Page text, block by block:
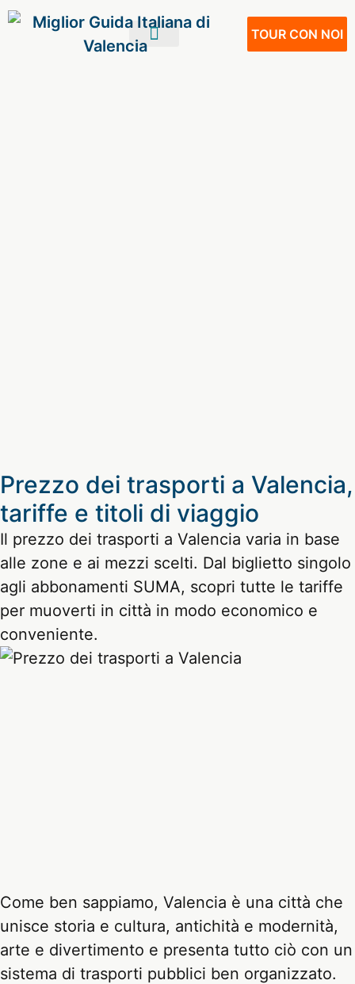
TOUR CON NOI
Prezzo dei trasporti a Valencia,
tariffe e titoli di viaggio
Il prezzo dei trasporti a Valencia varia in base
alle zone e ai mezzi scelti. Dal biglietto singolo
agli abbonamenti SUMA, scopri tutte le tariffe
per muoverti in città in modo economico e
conveniente.
Come ben sappiamo, Valencia è una città che
unisce storia e cultura, antichità e modernità,
arte e divertimento e presenta tutto ciò con un
sistema di trasporti pubblici ben organizzato.